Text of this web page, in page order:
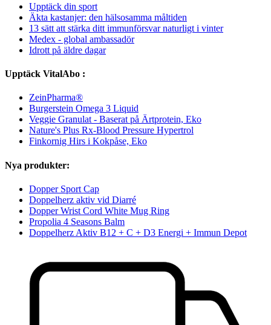
Upptäck din sport
Äkta kastanjer: den hälsosamma måltiden
13 sätt att stärka ditt immunförsvar naturligt i vinter
Medex - global ambassadör
Idrott på äldre dagar
Upptäck VitalAbo :
ZeinPharma®
Burgerstein Omega 3 Liquid
Veggie Granulat - Baserat på Ärtprotein, Eko
Nature's Plus Rx-Blood Pressure Hypertrol
Finkornig Hirs i Kokpåse, Eko
Nya produkter:
Dopper Sport Cap
Doppelherz aktiv vid Diarré
Dopper Wrist Cord White Mug Ring
Propolia 4 Seasons Balm
Doppelherz Aktiv B12 + C + D3 Energi + Immun Depot